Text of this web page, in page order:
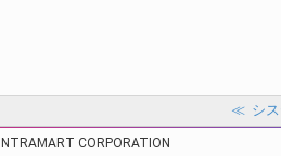
≪ シ
CORPORATION